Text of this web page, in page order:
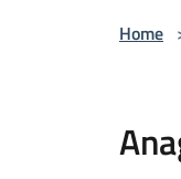
Home